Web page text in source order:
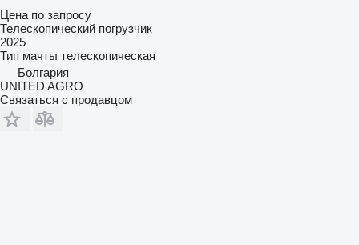
Цена по запросу
Телескопический погрузчик
2025
Тип мачты телескопическая
Болгария
UNITED AGRO
Связаться с продавцом